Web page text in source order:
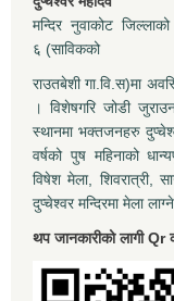
मन्दिर नुवाकोट
६ (साविकको
राउतबेशी गा.वि.स)मा
। विशेषगरि जोडी
स्थानमा भक्तजनहरु
वर्षको पुष महिनाको
विषेश मेला, शिवरात्री,
दुप्चेश्वर मन्दिरमा मेला
थप जानकारीको लागी Qr